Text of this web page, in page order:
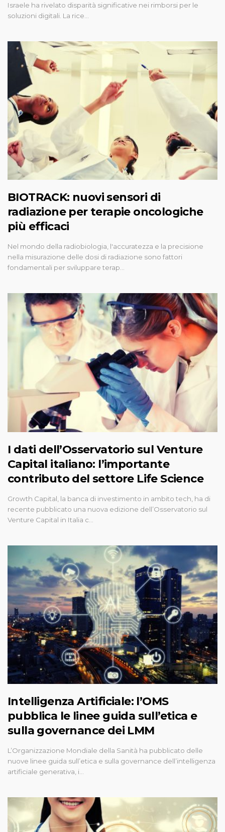
Israele ha rivelato disparità significative nei rimborsi per le
soluzioni digitali. La rice…
BIOTRACK: nuovi sensori di
radiazione per terapie oncologiche
più efficaci
Nel mondo della radiobiologia, l'accuratezza e la precisione
nella misurazione delle dosi di radiazione sono fattori
fondamentali per sviluppare terap…
I dati dell’Osservatorio sul Venture
Capital italiano: l’importante
contributo del settore Life Science
Growth Capital, la banca di investimento in ambito tech, ha di
recente pubblicato una nuova edizione dell’Osservatorio sul
Venture Capital in Italia c…
Intelligenza Artificiale: l’OMS
pubblica le linee guida sull’etica e
sulla governance dei LMM
L’Organizzazione Mondiale della Sanità ha pubblicato delle
nuove linee guida sull’etica e sulla governance dell’intelligenza
artificiale generativa, i…